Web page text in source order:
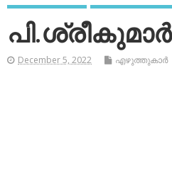
പി.ശ്രീകുമാര്‍
December 5, 2022 എഴുത്തുകാര്‍